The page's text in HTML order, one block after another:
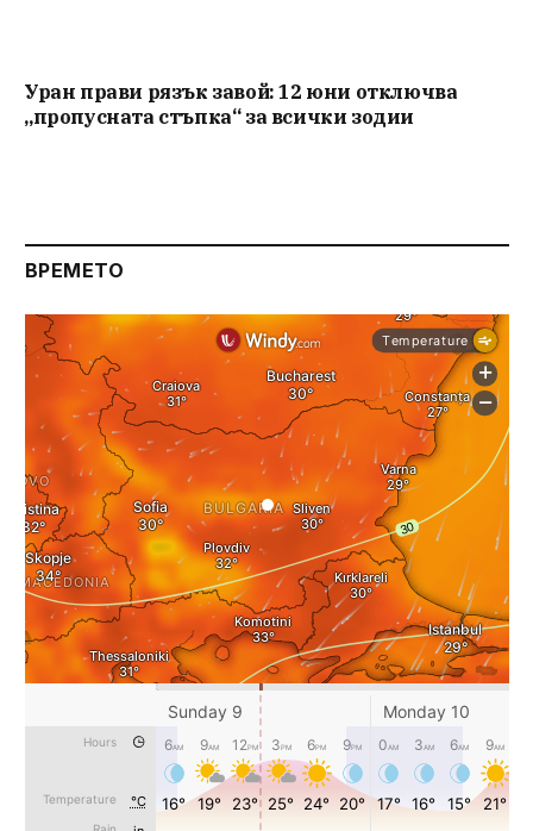
Уран прави рязък завой: 12 юни отключва
„пропусната стъпка“ за всички зодии
ВРЕМЕТО